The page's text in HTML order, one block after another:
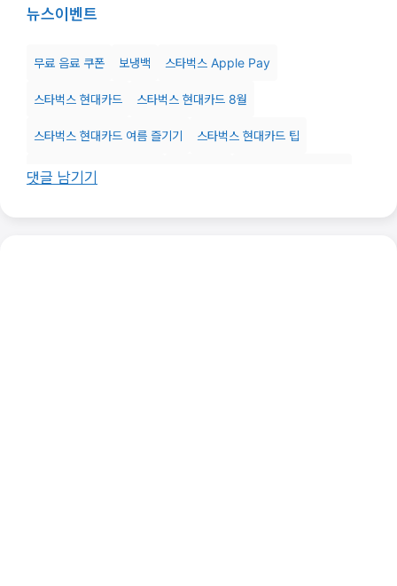
뉴스이벤트
무료 음료 쿠폰 보냉백 스타벅스 Apple Pay
스타벅스 현대카드 스타벅스 현대카드 8월
스타벅스 현대카드 여름 즐기기 스타벅스 현대카드 팁
신세계 유니버스클럽 혜택
댓글 남기기